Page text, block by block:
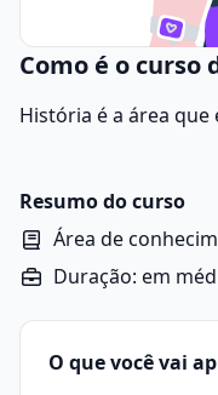
Como é o curso
História é a área que
Resumo do curso
Área de
Duração: em
O que você vai